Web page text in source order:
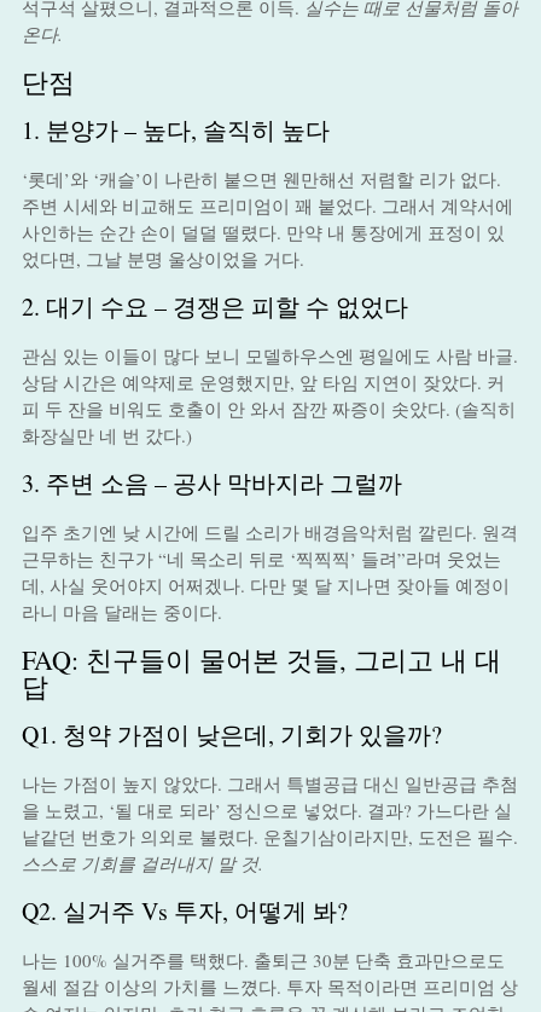
석구석 살폈으니, 결과적으론 이득. 실수는 때로 선물처럼 돌아
온다.
단점
1. 분양가 – 높다, 솔직히 높다
‘롯데’와 ‘캐슬’이 나란히 붙으면 웬만해선 저렴할 리가 없다.
주변 시세와 비교해도 프리미엄이 꽤 붙었다. 그래서 계약서에
사인하는 순간 손이 덜덜 떨렸다. 만약 내 통장에게 표정이 있
었다면, 그날 분명 울상이었을 거다.
2. 대기 수요 – 경쟁은 피할 수 없었다
관심 있는 이들이 많다 보니 모델하우스엔 평일에도 사람 바글.
상담 시간은 예약제로 운영했지만, 앞 타임 지연이 잦았다. 커
피 두 잔을 비워도 호출이 안 와서 잠깐 짜증이 솟았다. (솔직히
화장실만 네 번 갔다.)
3. 주변 소음 – 공사 막바지라 그럴까
입주 초기엔 낮 시간에 드릴 소리가 배경음악처럼 깔린다. 원격
근무하는 친구가 “네 목소리 뒤로 ‘찍찍찍’ 들려”라며 웃었는
데, 사실 웃어야지 어쩌겠나. 다만 몇 달 지나면 잦아들 예정이
라니 마음 달래는 중이다.
FAQ: 친구들이 물어본 것들, 그리고 내 대
답
Q1. 청약 가점이 낮은데, 기회가 있을까?
나는 가점이 높지 않았다. 그래서 특별공급 대신 일반공급 추첨
을 노렸고, ‘될 대로 되라’ 정신으로 넣었다. 결과? 가느다란 실
낱같던 번호가 의외로 불렸다. 운칠기삼이라지만, 도전은 필수.
스스로 기회를 걸러내지 말 것.
Q2. 실거주 Vs 투자, 어떻게 봐?
나는 100% 실거주를 택했다. 출퇴근 30분 단축 효과만으로도
월세 절감 이상의 가치를 느꼈다. 투자 목적이라면 프리미엄 상